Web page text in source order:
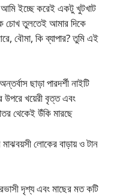
ইচ্ছে করেই একটু খুটখাট
চোখ তুলতেই আমার দিকে
বৌমা, কি ব্যাপার? তুমি এই
ছাড়া পারদর্শী নাইটি
উপরে খয়েরী বৃত্ত এবং
থেকেই উঁকি মারছে
লোকের বাড়ায় ও টান
দৃশ্য এবং মাছের মত কটি